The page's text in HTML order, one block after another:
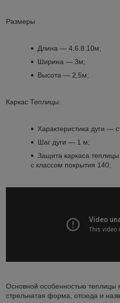
Размеры
​Длина ― 4.6.8.10м;
Ширина ― 3м;
Высота ― 2,5м;
Каркас Теплицы:
Характеристика дуги ―
Шаг дуги ― 1 м;
Защита каркаса
с классом покрытия 140;
Основной особенностью теплицы
стрельчатая форма, отсюда и